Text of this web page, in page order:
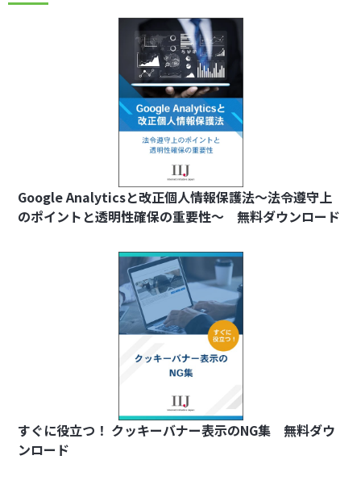
Google Analyticsと改正個人情報保護法～法令遵守上
のポイントと透明性確保の重要性～ 無料ダウンロード
すぐに役立つ！ クッキーバナー表示のNG集 無料ダウ
ンロード